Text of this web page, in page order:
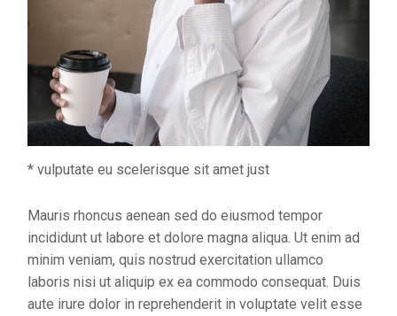
* vulputate eu scelerisque sit amet just
Mauris rhoncus aenean sed do eiusmod tempor
incididunt ut labore et dolore magna aliqua. Ut enim ad
minim veniam, quis nostrud exercitation ullamco
laboris nisi ut aliquip ex ea commodo consequat. Duis
aute irure dolor in reprehenderit in voluptate velit esse